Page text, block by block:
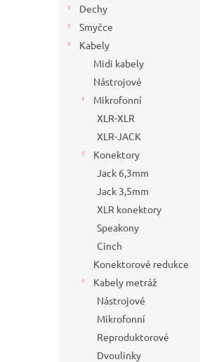
Dechy
Smyčce
Kabely
Midi kabely
Nástrojové
Mikrofonní
XLR-XLR
XLR-JACK
Konektory
Jack 6,3mm
Jack 3,5mm
XLR konektory
Speakony
Cinch
Konektorové redukce
Kabely metráž
Nástrojové
Mikrofonní
Reproduktorové
Dvoulinky